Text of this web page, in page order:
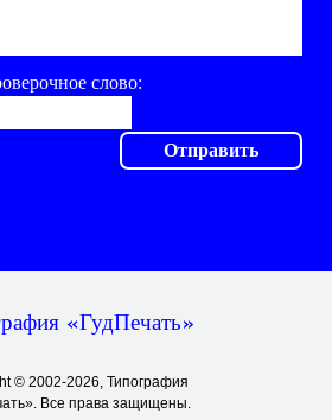
слово:
«ГудПечать»
© 2002-2026, Типография
Все права защищены.